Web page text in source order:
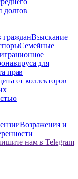
долгов
гражданВзыскание
Семейные
для
прав
от коллекторов
Возражения и